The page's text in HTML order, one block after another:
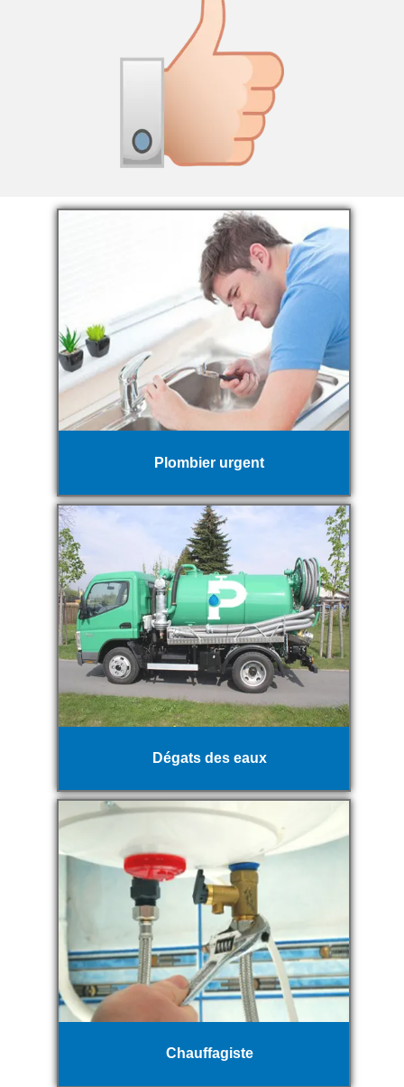
Plombier urgent
Dégats des eaux
Chauffagiste